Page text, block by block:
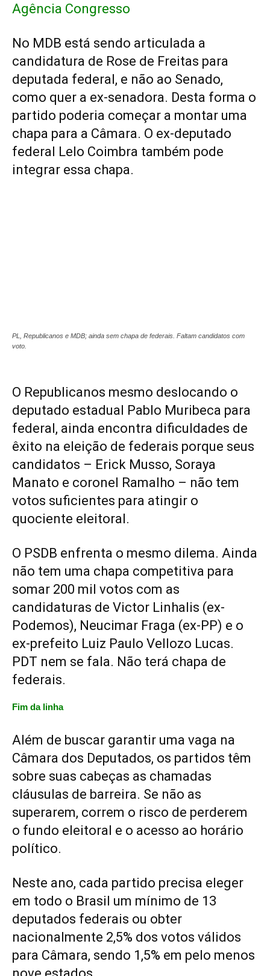
Agência Congresso
No MDB está sendo articulada a
candidatura de Rose de Freitas para
deputada federal, e não ao Senado,
como quer a ex-senadora. Desta forma o
partido poderia começar a montar uma
chapa para a Câmara. O ex-deputado
federal Lelo Coimbra também pode
integrar essa chapa.
PL, Republicanos e MDB; ainda sem chapa de federais. Faltam candidatos com
voto.
O Republicanos mesmo deslocando o
deputado estadual Pablo Muribeca para
federal, ainda encontra dificuldades de
êxito na eleição de federais porque seus
candidatos – Erick Musso, Soraya
Manato e coronel Ramalho – não tem
votos suficientes para atingir o
quociente eleitoral.
O PSDB enfrenta o mesmo dilema. Ainda
não tem uma chapa competitiva para
somar 200 mil votos com as
candidaturas de Victor Linhalis (ex-
Podemos), Neucimar Fraga (ex-PP) e o
ex-prefeito Luiz Paulo Vellozo Lucas.
PDT nem se fala. Não terá chapa de
federais.
Fim da linha
Além de buscar garantir uma vaga na
Câmara dos Deputados, os partidos têm
sobre suas cabeças as chamadas
cláusulas de barreira. Se não as
superarem, correm o risco de perderem
o fundo eleitoral e o acesso ao horário
político.
Neste ano, cada partido precisa eleger
em todo o Brasil um mínimo de 13
deputados federais ou obter
nacionalmente 2,5% dos votos válidos
para Câmara, sendo 1,5% em pelo menos